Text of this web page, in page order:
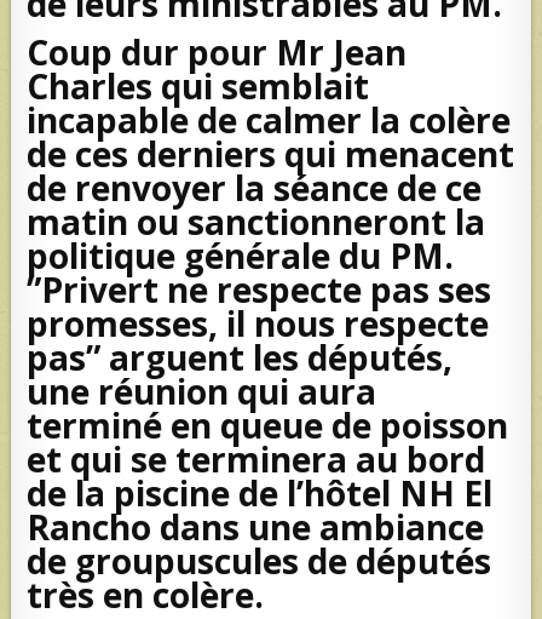
Coup dur pour Mr Jean
Charles qui semblait
incapable de calmer la colère
de ces derniers qui menacent
de renvoyer la séance de ce
matin ou sanctionneront la
politique générale du PM.
”Privert ne respecte pas ses
promesses, il nous respecte
pas” arguent les députés,
une réunion qui aura
terminé en queue de poisson
et qui se terminera au bord
de la piscine de l’hôtel NH El
Rancho dans une ambiance
de groupuscules de députés
très en colère.